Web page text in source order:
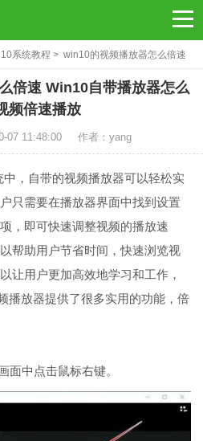
系统教程 > win10的视频播放器怎么倍速
倍速 Win10自带播放器怎么
频倍速播放
07 11:48:00 作者：yang
，自带的视频播放器可以轻松实
只需要在播放器界面中找到设置
，即可快速调整视频的播放速
帮助用户节省时间，快速浏览视
让用户更加高效地学习和工作，
播放器提供了很多实用的功能，倍
面中点击鼠标右键。